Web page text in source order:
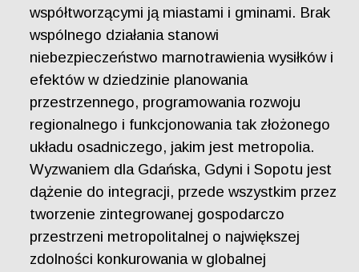
współtworzącymi ją miastami i gminami. Brak
wspólnego działania stanowi
niebezpieczeństwo marnotrawienia wysiłków i
efektów w dziedzinie planowania
przestrzennego, programowania rozwoju
regionalnego i funkcjonowania tak złożonego
układu osadniczego, jakim jest metropolia.
Wyzwaniem dla Gdańska, Gdyni i Sopotu jest
dążenie do integracji, przede wszystkim przez
tworzenie zintegrowanej gospodarczo
przestrzeni metropolitalnej o największej
zdolności konkurowania w globalnej